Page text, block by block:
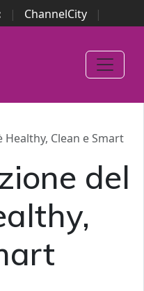
| ChannelCity
|
| Italian Channel
Italian Security
Clean e Smart
del